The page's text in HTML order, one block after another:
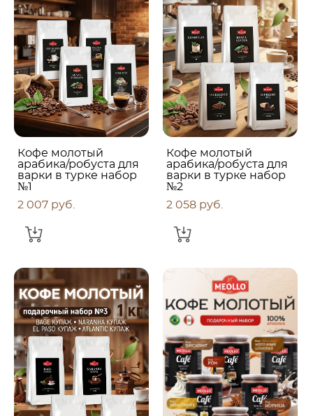
Кофе молотый
арабика/робуста для
варки в турке набор
№1
2 007 pуб.
Кофе молотый
арабика/робуста для
варки в турке набор
№2
2 058 pуб.